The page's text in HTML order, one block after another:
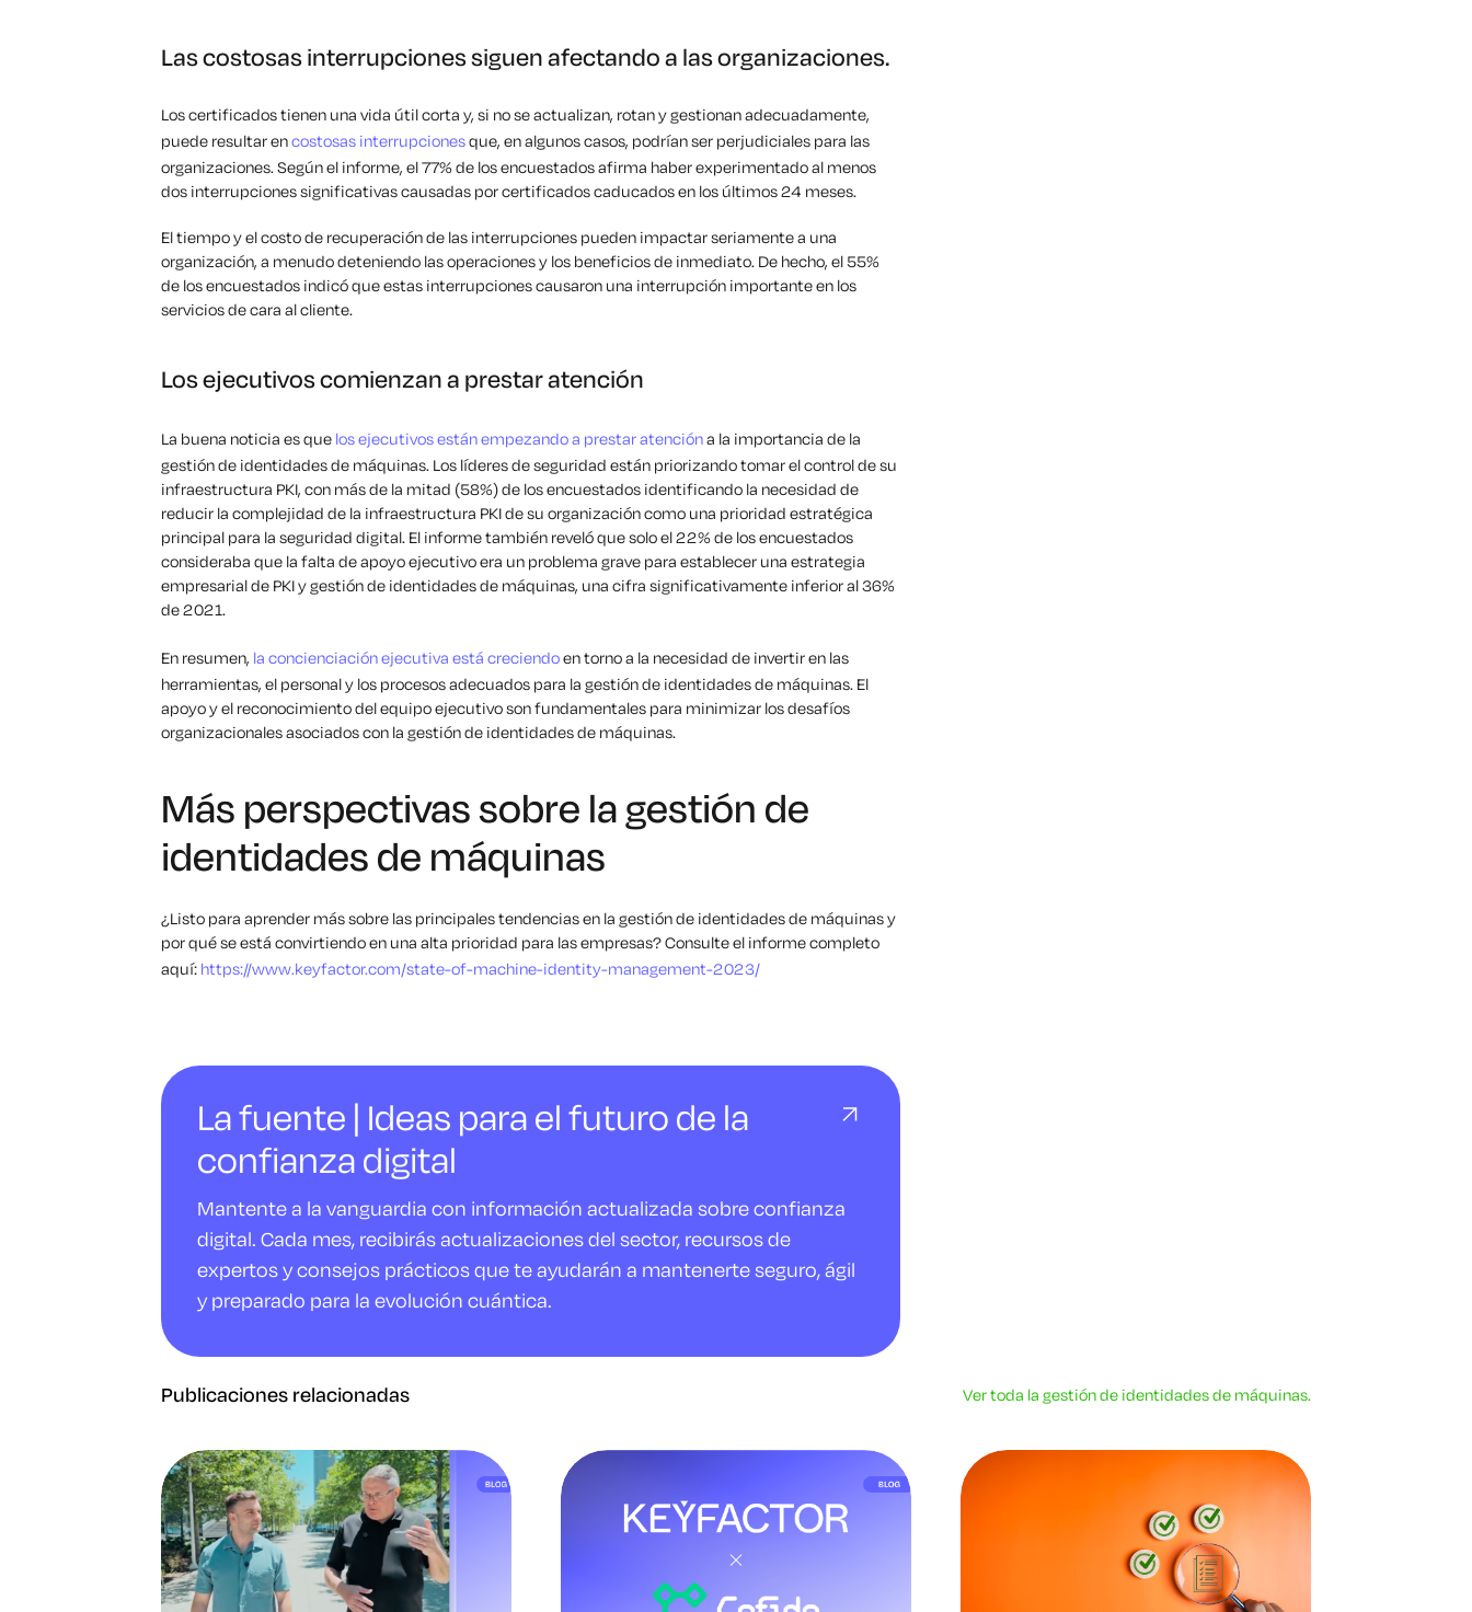
Las costosas interrupciones siguen afectando a las organizaciones.
Los certificados tienen una vida útil corta y, si no se actualizan, rotan y gestionan adecuadamente,
puede resultar encostosas interrupcionesque, en algunos casos, podrían ser perjudiciales para las
organizaciones. Según el informe, el 77% de los encuestados afirma haber experimentado al menos
dos interrupciones significativas causadas por certificados caducados en los últimos 24 meses.
El tiempo y el costo de recuperación de las interrupciones pueden impactar seriamente a una
organización, a menudo deteniendo las operaciones y los beneficios de inmediato. De hecho, el 55%
de los encuestados indicó que estas interrupciones causaron una interrupción importante en los
servicios de cara al cliente.
Los ejecutivos comienzan a prestar atención
La buena noticia es que los ejecutivos están empezando a prestar atencióna la importancia de la
gestión de identidades de máquinas. Los líderes de seguridad están priorizando tomar el control de su
infraestructura PKI, con más de la mitad (58%) de los encuestados identificando la necesidad de
reducir la complejidad de la infraestructura PKI de su organización como una prioridad estratégica
principal para la seguridad digital. El informe también reveló que solo el 22% de los encuestados
consideraba que la falta de apoyo ejecutivo era un problema grave para establecer una estrategia
empresarial de PKI y gestión de identidades de máquinas, una cifra significativamente inferior al 36%
de 2021.
En resumen, la concienciación ejecutiva está creciendoen torno a la necesidad de invertir en las
herramientas, el personal y los procesos adecuados para la gestión de identidades de máquinas. El
apoyo y el reconocimiento del equipo ejecutivo son fundamentales para minimizar los desafíos
organizacionales asociados con la gestión de identidades de máquinas.
Más perspectivas sobre la gestión de
identidades de máquinas
¿Listo para aprender más sobre las principales tendencias en la gestión de identidades de máquinas y
por qué se está convirtiendo en una alta prioridad para las empresas? Consulte el informe completo
aquí: https://www.keyfactor.com/state-of-machine-identity-management-2023/
La fuente | Ideas para el futuro de la
confianza digital
Mantente a la vanguardia con información actualizada sobre confianza
digital. Cada mes, recibirás actualizaciones del sector, recursos de
expertos y consejos prácticos que te ayudarán a mantenerte seguro, ágil
y preparado para la evolución cuántica.
Publicaciones relacionadas Ver toda la gestión de identidades de máquinas.